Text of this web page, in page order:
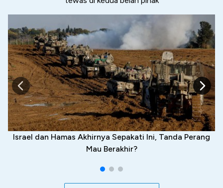
Israel dan Hamas Akhirnya Sepakati Ini, Tanda Perang
Mau Berakhir?